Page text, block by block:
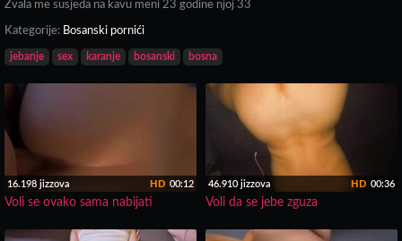
Zvala me susjeda na kavu meni 23 godine njoj 33
Kategorije: Bosanski pornići
jebanje sex karanje bosanski bosna
16.198 jizzova 00:12
HD
Voli se ovako sama nabijati
46.910 jizzova 00:36
HD
Voli da se jebe zguza